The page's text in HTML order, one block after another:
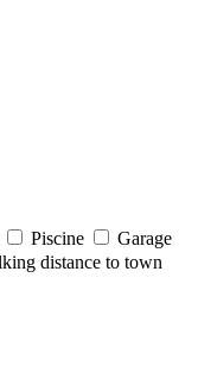
Piscine
Garage
distance to town